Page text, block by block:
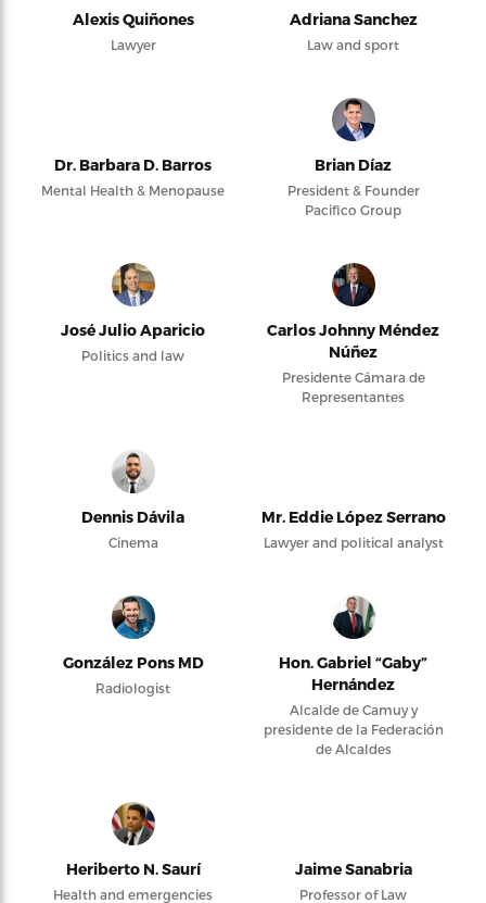
Alexis Quiñones
Lawyer
Adriana Sanchez
Law and sport
Dr. Barbara D. Barros
Mental Health & Menopause
Brian Díaz
President & Founder
Pacifico Group
José Julio Aparicio
Politics and law
Carlos Johnny Méndez
Núñez
Presidente Cámara de
Representantes
Dennis Dávila
Cinema
Mr. Eddie López Serrano
Lawyer and political analyst
González Pons MD
Radiologist
Hon. Gabriel “Gaby”
Hernández
Alcalde de Camuy y
presidente de la Federación
de Alcaldes
Heriberto N. Saurí
Health and emergencies
Jaime Sanabria
Professor of Law